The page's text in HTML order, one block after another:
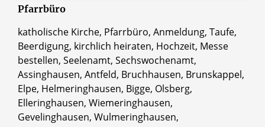
Pfarrbüro
katholische Kirche, Pfarrbüro, Anmeldung, Taufe,
Beerdigung, kirchlich heiraten, Hochzeit, Messe
bestellen, Seelenamt, Sechswochenamt,
Assinghausen, Antfeld, Bruchhausen, Brunskappel,
Elpe, Helmeringhausen, Bigge, Olsberg,
Elleringhausen, Wiemeringhausen,
Gevelinghausen, Wulmeringhausen,